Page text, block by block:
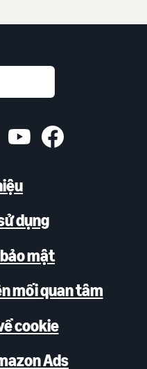
dụng
mật
mối quan tâm
cookie
Ads